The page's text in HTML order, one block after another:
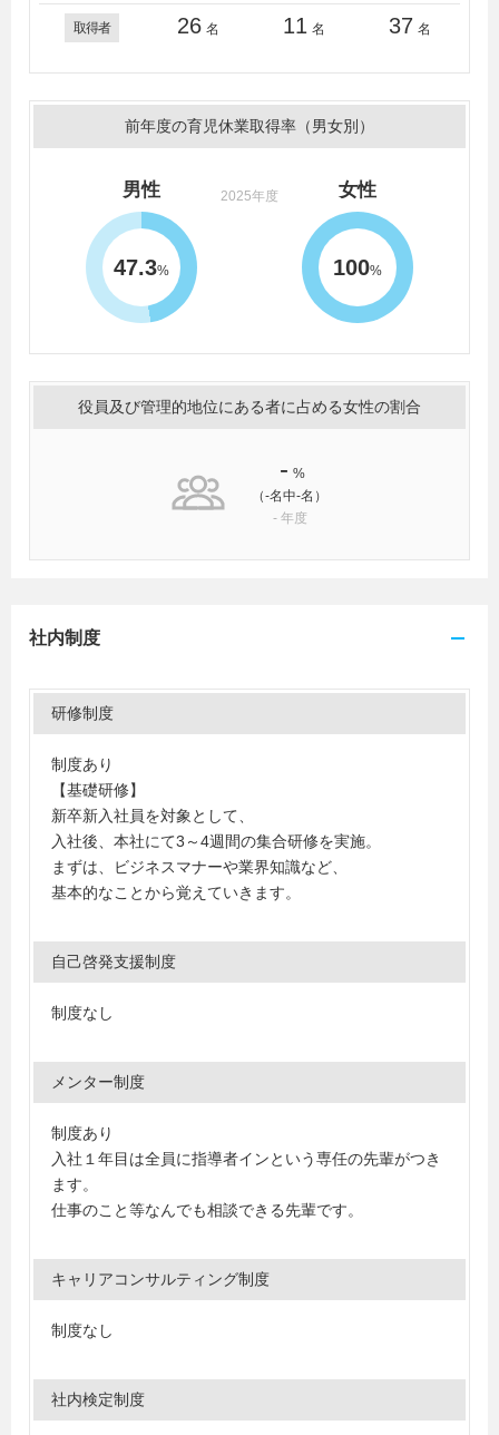
取得者 26 名 11 名 37 名
前年度の育児休業取得率（男女別）
2025年度
男性
47.3%
女性
100%
役員及び管理的地位にある者に占める女性の割合
- %
（-名中-名）
- 年度
社内制度
研修制度
制度あり
【基礎研修】
新卒新入社員を対象として、
入社後、本社にて3～4週間の集合研修を実施。
まずは、ビジネスマナーや業界知識など、
基本的なことから覚えていきます。
自己啓発支援制度
制度なし
メンター制度
制度あり
入社１年目は全員に指導者インという専任の先輩がつき
ます。
仕事のこと等なんでも相談できる先輩です。
キャリアコンサルティング制度
制度なし
社内検定制度